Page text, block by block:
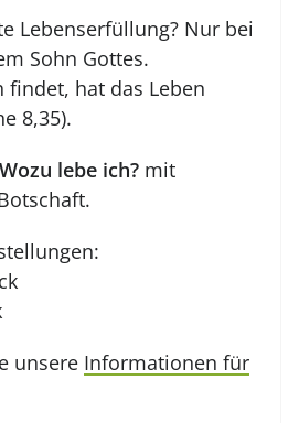
Lebenserfüllung? Nur bei
Sohn Gottes.
findet, hat das Leben
8,35).
Wozu lebe ich? mit
unsere Informationen für